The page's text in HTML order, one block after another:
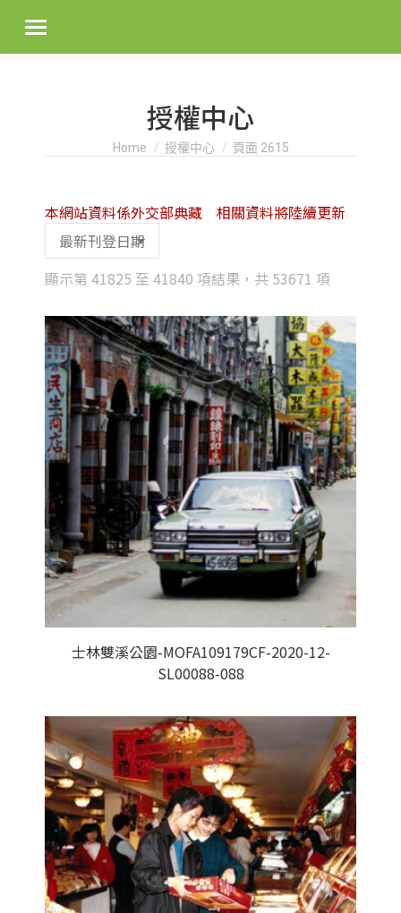
授權中心
You are here:
Home 授權中心 頁面 2615
顯示第 41825 至 41840 項結果，共 53671 項
latest
本網站資料係外交部典藏 相關資料將陸續更新
士林雙溪公園-MOFA109179CF-2020-12-
SL00088-088